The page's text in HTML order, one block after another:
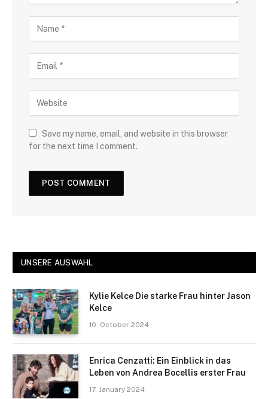
Save my name, email, and website in this browser
for the next time I comment.
UNSERE AUSWAHL
Kylie Kelce Die starke Frau hinter Jason
Kelce
10. October 2024
Enrica Cenzatti: Ein Einblick in das
Leben von Andrea Bocellis erster Frau
17. January 2024